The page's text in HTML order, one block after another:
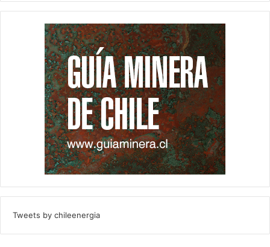
Tweets by chileenergia